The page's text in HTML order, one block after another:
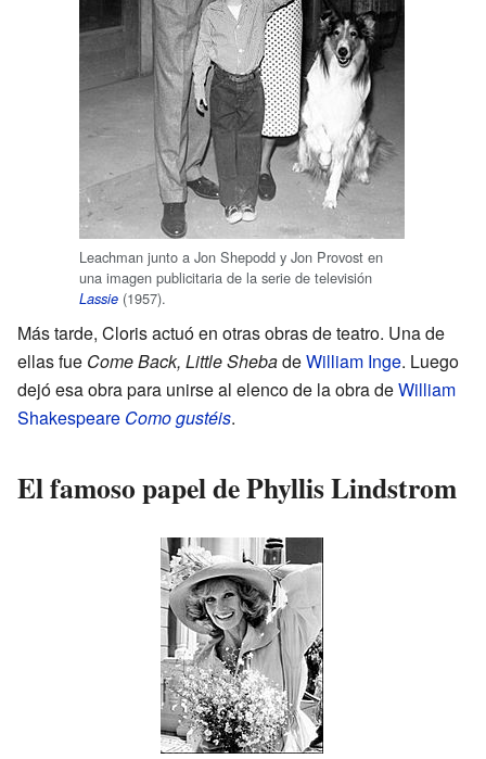
Leachman junto a Jon Shepodd y Jon Provost en
una imagen publicitaria de la serie de televisión
Lassie (1957).
Más tarde, Cloris actuó en otras obras de teatro. Una de
ellas fue Come Back, Little ShebadeWilliam Inge. Luego
dejó esa obra para unirse al elenco de la obra deWilliam
Shakespeare Como gustéis.
El famoso papel de Phyllis Lindstrom